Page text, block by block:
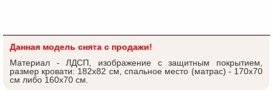
Данная модель снята с продажи!
Материал - ЛДСП, изображение с защитным покрытием,
размер кровати: 182x82 см, спальное место (матрас) - 170x70
см либо 160x70 см.